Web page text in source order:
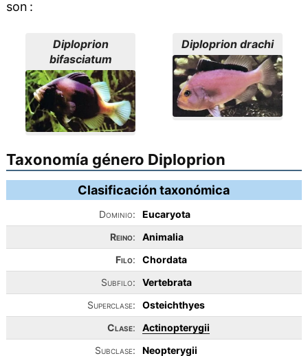
son :
Diploprion
bifasciatum
Diploprion drachi
Taxonomía género Diploprion
Clasificación taxonómica
Dominio:
Eucaryota
Reino:
Animalia
Filo:
Chordata
Subfilo:
Vertebrata
Superclase:
Osteichthyes
Clase:
Actinopterygii
Subclase:
Neopterygii